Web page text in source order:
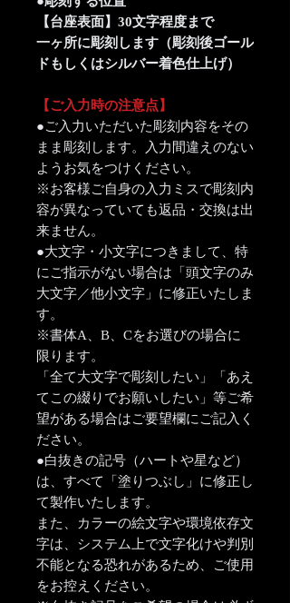
【台座表面】30文字程度まで
一ヶ所に彫刻します（彫刻後ゴール
ドもしくはシルバー着色仕上げ）
【ご入力時の注意点】
●ご入力いただいた彫刻内容をその
まま彫刻します。入力間違えのない
ようお気をつけください。
※お客様ご自身の入力ミスで彫刻内
容が異なっていても返品・交換は出
来ません。
●大文字・小文字につきまして、特
にご指示がない場合は「頭文字のみ
大文字／他小文字」に修正いたしま
す。
※書体A、B、Cをお選びの場合に
限ります。
「全て大文字で彫刻したい」「あえ
てこの綴りでお願いしたい」等ご希
望がある場合はご要望欄にご記入く
ださい。
●白抜きの記号（ハートや星など）
は、すべて「塗りつぶし」に修正し
て製作いたします。
また、カラーの絵文字や環境依存文
字は、システム上で文字化けや判別
不能となる恐れがあるため、ご使用
をお控えください。